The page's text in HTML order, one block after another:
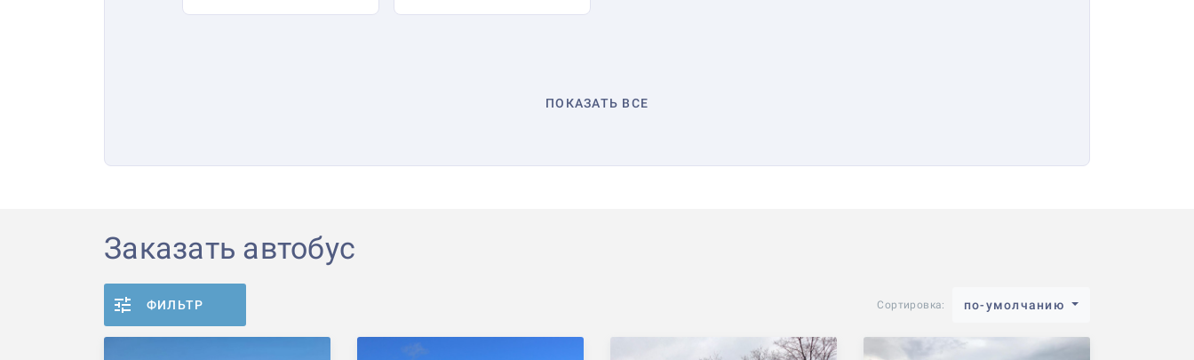
ПОКАЗАТЬ ВСЕ
Заказать автобус
ФИЛЬТР Сортировка: по-умолчанию